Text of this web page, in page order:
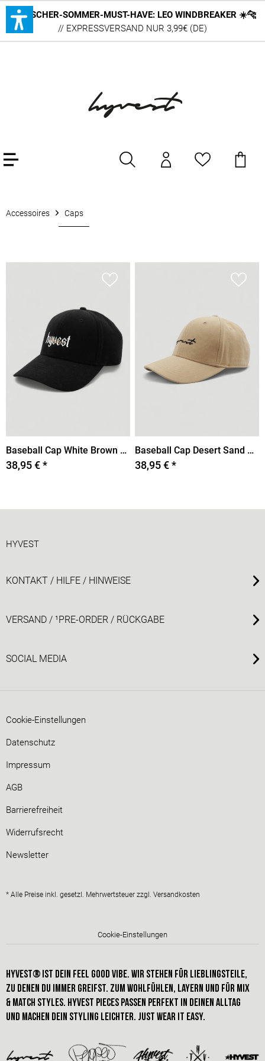
DEUTSCHER-SOMMER-MUST-HAVE: LEO WINDBREAKER ☀️🐆
// EXPRESSVERSAND NUR 3,99€ (DE)
Accessoires Caps
Baseball Cap White Brown Apparel
38,95 € *
Baseball Cap Desert Sand Line
38,95 € *
HYVEST
KONTAKT / HILFE / HINWEISE
VERSAND / ¹PRE-ORDER / RÜCKGABE
SOCIAL MEDIA
Cookie-Einstellungen
Datenschutz
Impressum
AGB
Barrierefreiheit
Widerrufsrecht
Newsletter
* Alle Preise inkl. gesetzl. Mehrwertsteuer zzgl. Versandkosten
Cookie-Einstellungen
HYVEST® IST dein FEEL GOOD VIBE. Wir stehen für Lieblingsteile,
zu denen du immer greifst. Zum Wohlfühlen, Layern und für Mix
& Match styles. hyvest pieces passen perfekt in deinen alltag
und machen dein STYLING leichter. just wear it easy.